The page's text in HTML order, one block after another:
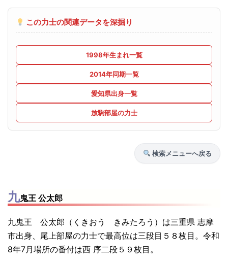
この力士の関連データを深掘り
1998年生まれ一覧
2014年同期一覧
愛知県出身一覧
放駒部屋の力士
検索メニューへ戻る
九鬼王 公太郎
九鬼王 公太郎（くきおう きみたろう）は三重県 志摩
市出身、尾上部屋の力士で最高位は三段目５８枚目。令和
8年7月場所の番付は西 序二段５９枚目。